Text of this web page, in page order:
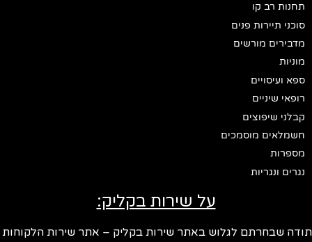
תחנות רב קו
סוכני תיירות פנים
מדבירים מורשים
מוניות
ספא ועיסויים
רופאי שיניים
קבלני שיפוצים
חשמלאים מוסמכים
מספרות
נגרים ונגריות
על שירות בקליק:
שבחרתם לגלוש באתר שירות בקליק – אתר שירות הלקוחות